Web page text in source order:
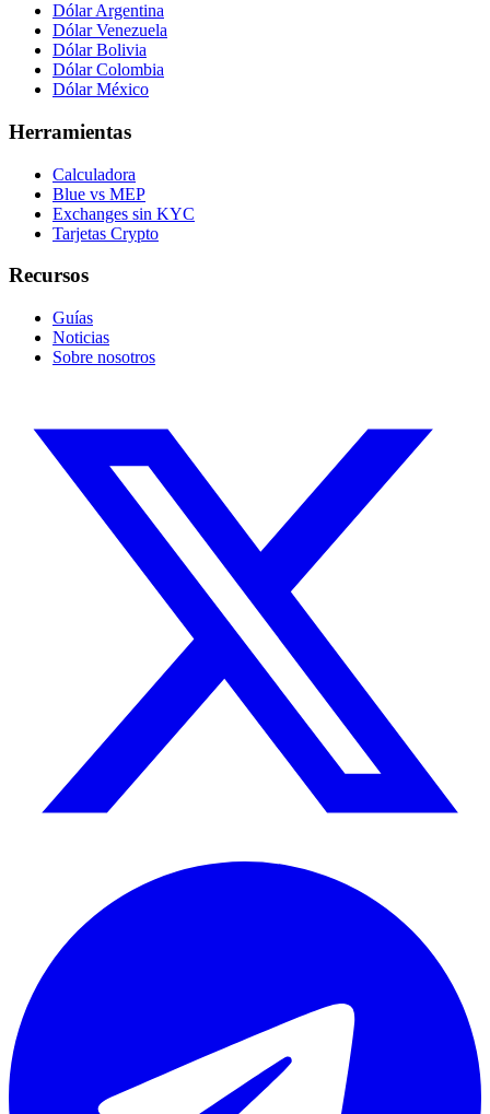
Dólar Argentina
Dólar Venezuela
Dólar Bolivia
Dólar Colombia
Dólar México
Herramientas
Calculadora
Blue vs MEP
Exchanges sin KYC
Tarjetas Crypto
Recursos
Guías
Noticias
Sobre nosotros